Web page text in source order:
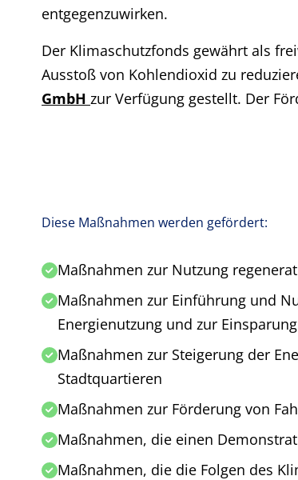
entgegenzuwirken.
Der Klimaschutzfonds gewährt als
Ausstoß von Kohlendioxid zu
GmbHzur Verfügung gestellt. Der
Diese Maßnahmen werden gefördert:
Maßnahmen zur Nutzung
Maßnahmen zur Einführung und
Energienutzung und zur
Maßnahmen zur Steigerung der
Stadtquartieren
Maßnahmen zur Förderung von
Maßnahmen, die einen
Maßnahmen, die die Folgen des